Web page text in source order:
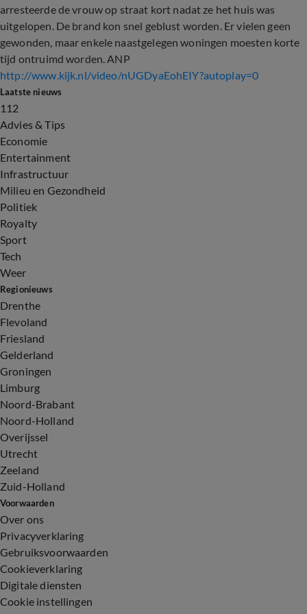
arresteerde de vrouw op straat kort nadat ze het huis was
uitgelopen. De brand kon snel geblust worden. Er vielen geen
gewonden, maar enkele naastgelegen woningen moesten korte
tijd ontruimd worden. ANP
http://www.kijk.nl/video/nUGDyaEohEIY?autoplay=0
Laatste nieuws
112
Advies & Tips
Economie
Entertainment
Infrastructuur
Milieu en Gezondheid
Politiek
Royalty
Sport
Tech
Weer
Regionieuws
Drenthe
Flevoland
Friesland
Gelderland
Groningen
Limburg
Noord-Brabant
Noord-Holland
Overijssel
Utrecht
Zeeland
Zuid-Holland
Voorwaarden
Over ons
Privacyverklaring
Gebruiksvoorwaarden
Cookieverklaring
Digitale diensten
Cookie instellingen